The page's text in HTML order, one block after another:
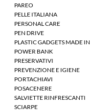
PAREO
PELLE ITALIANA
PERSONAL CARE
PEN DRIVE
PLASTIC GADGETS MADE IN
POWER BANK
PRESERVATIVI
PREVENZIONE E IGIENE
PORTACHIAVI
POSACENERE
SALVIETTE RINFRESCANTI
SCIARPE